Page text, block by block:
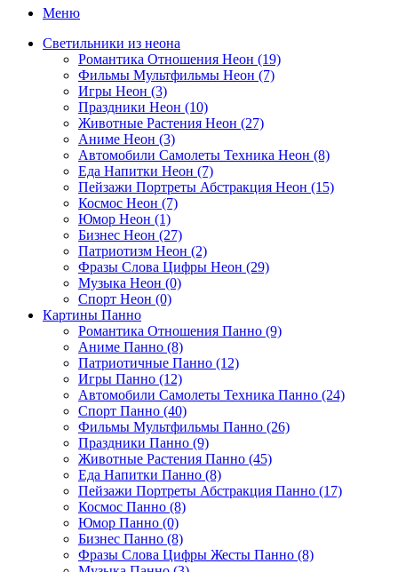
Меню
Светильники из неона
Романтика Отношения Неон (19)
Фильмы Мультфильмы Неон (7)
Игры Неон (3)
Праздники Неон (10)
Животные Растения Неон (27)
Аниме Неон (3)
Автомобили Самолеты Техника Неон (8)
Еда Напитки Неон (7)
Пейзажи Портреты Абстракция Неон (15)
Космос Неон (7)
Юмор Неон (1)
Бизнес Неон (27)
Патриотизм Неон (2)
Фразы Слова Цифры Неон (29)
Музыка Неон (0)
Спорт Неон (0)
Картины Панно
Романтика Отношения Панно (9)
Аниме Панно (8)
Патриотичные Панно (12)
Игры Панно (12)
Автомобили Самолеты Техника Панно (24)
Спорт Панно (40)
Фильмы Мультфильмы Панно (26)
Праздники Панно (9)
Животные Растения Панно (45)
Еда Напитки Панно (8)
Пейзажи Портреты Абстракция Панно (17)
Космос Панно (8)
Юмор Панно (0)
Бизнес Панно (8)
Фразы Слова Цифры Жесты Панно (8)